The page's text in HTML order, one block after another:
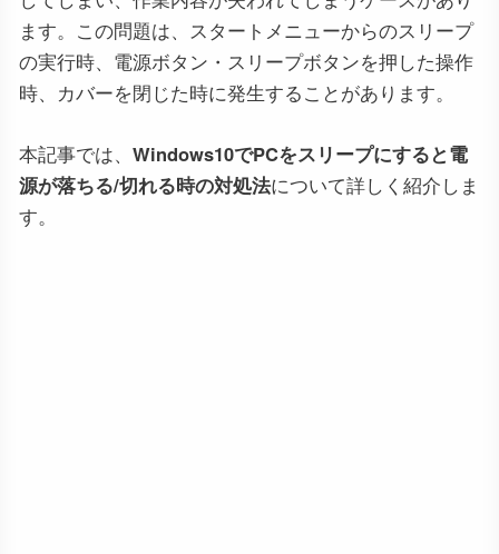
ます。この問題は、スタートメニューからのスリープ
の実行時、電源ボタン・スリープボタンを押した操作
時、カバーを閉じた時に発生することがあります。
本記事では、 Windows10でPCをスリープにすると電
源が落ちる/切れる時の対処法について詳しく紹介しま
す。